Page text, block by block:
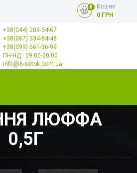
0
Кошик
0 ГРН
+38(044) 209-54-67
+38(067) 334-84-48
+38(099) 561-36-99
ПН-НД : 09:00-20:00
info@6-sotok.com.ua
ЛЮФФА
0,5Г